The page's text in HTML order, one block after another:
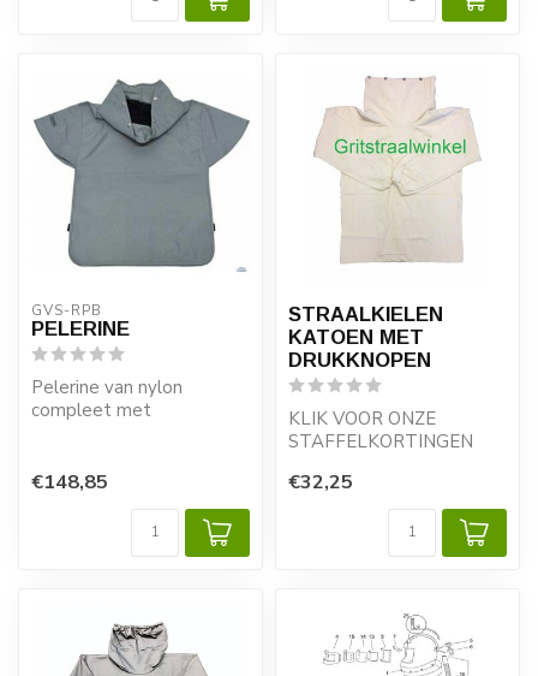
GVS-RPB
PELERINE
Pelerine van nylon
compleet met
€148,85
STRAALKIELEN
KATOEN MET
DRUKKNOPEN
KLIK VOOR ONZE
STAFFELKORTINGEN
Passend op straalhelm:
NOVA 2000 / 1 / 3
€32,25